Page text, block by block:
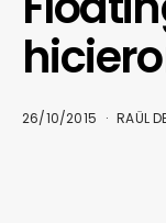
26/10/2015 RAÜL